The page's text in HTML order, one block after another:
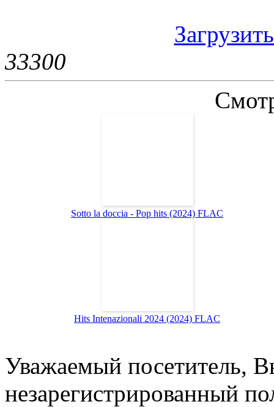
33300
Sotto la doccia - Pop hits (2024) FLAC
Hits Intenazionali 2024 (2024) FLAC
Уважаемый посетитель,
незарегистрированный